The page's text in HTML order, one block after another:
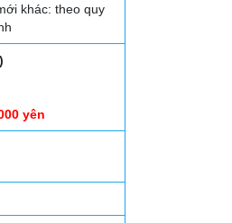
khác: theo quy
)
yên